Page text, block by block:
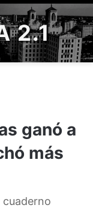
2.1
ganó a
más
cuaderno